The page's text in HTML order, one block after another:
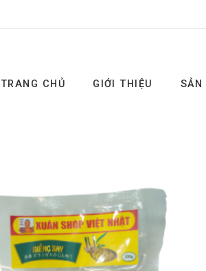
TRANG CHỦ GIỚI THIỆU SẢN